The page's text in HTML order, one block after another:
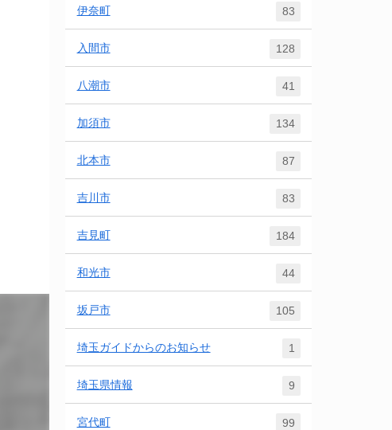
伊奈町 83
入間市 128
八潮市 41
加須市 134
北本市 87
吉川市 83
吉見町 184
和光市 44
坂戸市 105
埼玉ガイドからのお知らせ 1
埼玉県情報 9
宮代町 99